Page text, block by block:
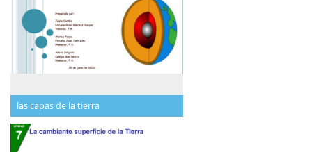
las capas de la tierra